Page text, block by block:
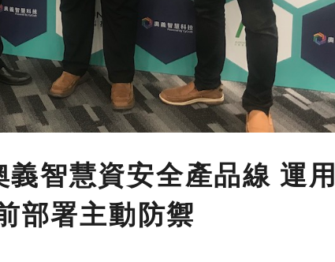
智慧資安全產品線 運用
部署主動防禦